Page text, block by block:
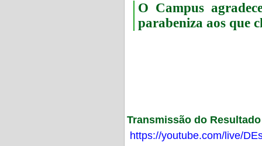
O Campus
parabeniza aos que
Transmissão do
https://youtube.com/live/